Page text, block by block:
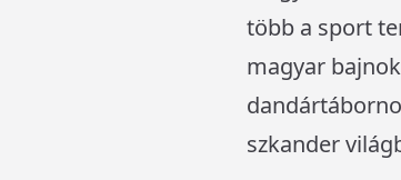
több a sport
magyar
szkander